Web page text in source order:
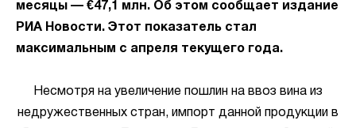
месяцы — €47,1 млн. Об этом сообщает издание
РИА Новости. Этот показатель стал
максимальным с апреля текущего года.
Несмотря на увеличение пошлин на ввоз вина из
недружественных стран, импорт данной продукции в